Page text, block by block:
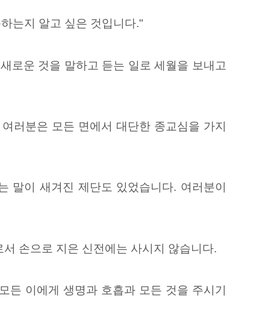
는지 알고 싶은 것입니다."
로운 것을 말하고 듣는 일로 세월을 보내고
러분은 모든 면에서 대단한 종교심을 가지
말이 새겨진 제단도 있었습니다. 여러분이
손으로 지은 신전에는 사시지 않습니다.
든 이에게 생명과 호흡과 모든 것을 주시기